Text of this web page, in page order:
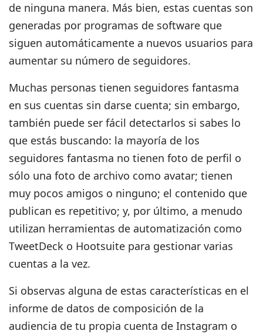
de ninguna manera. Más bien, estas cuentas son
generadas por programas de software que
siguen automáticamente a nuevos usuarios para
aumentar su número de seguidores.
Muchas personas tienen seguidores fantasma
en sus cuentas sin darse cuenta; sin embargo,
también puede ser fácil detectarlos si sabes lo
que estás buscando: la mayoría de los
seguidores fantasma no tienen foto de perfil o
sólo una foto de archivo como avatar; tienen
muy pocos amigos o ninguno; el contenido que
publican es repetitivo; y, por último, a menudo
utilizan herramientas de automatización como
TweetDeck o Hootsuite para gestionar varias
cuentas a la vez.
Si observas alguna de estas características en el
informe de datos de composición de la
audiencia de tu propia cuenta de Instagram o